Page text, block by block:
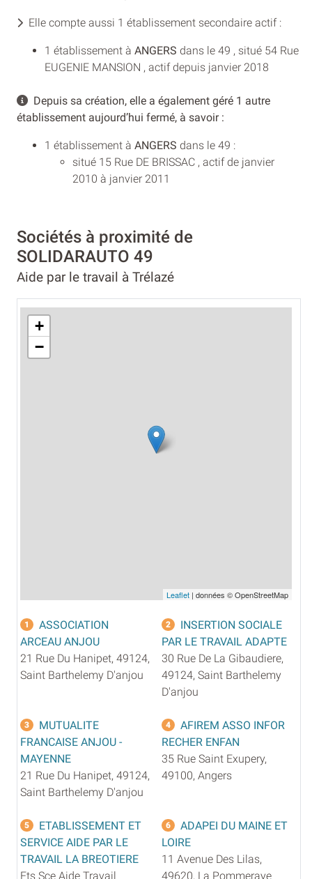
Elle compte aussi 1 établissement secondaire actif :
1 établissement à ANGERS dans le 49 , situé 54 Rue
EUGENIE MANSION , actif depuis janvier 2018
Depuis sa création, elle a également géré 1 autre
établissement aujourd’hui fermé, à savoir :
1 établissement à ANGERS dans le 49 :
situé 15 Rue DE BRISSAC , actif de janvier
2010 à janvier 2011
Sociétés à proximité de
SOLIDARAUTO 49
Aide par le travail à Trélazé
+
−
Leaflet | données © OpenStreetMap
1
ASSOCIATION
ARCEAU ANJOU
21 Rue Du Hanipet, 49124,
Saint Barthelemy D'anjou
2
INSERTION SOCIALE
PAR LE TRAVAIL ADAPTE
30 Rue De La Gibaudiere,
49124, Saint Barthelemy
D'anjou
3
MUTUALITE
FRANCAISE ANJOU -
MAYENNE
21 Rue Du Hanipet, 49124,
Saint Barthelemy D'anjou
4
AFIREM ASSO INFOR
RECHER ENFAN
35 Rue Saint Exupery,
49100, Angers
5
ETABLISSEMENT ET
SERVICE AIDE PAR LE
TRAVAIL LA BREOTIERE
Ets Sce Aide Travail
6
ADAPEI DU MAINE ET
LOIRE
11 Avenue Des Lilas,
49620, La Pommeraye